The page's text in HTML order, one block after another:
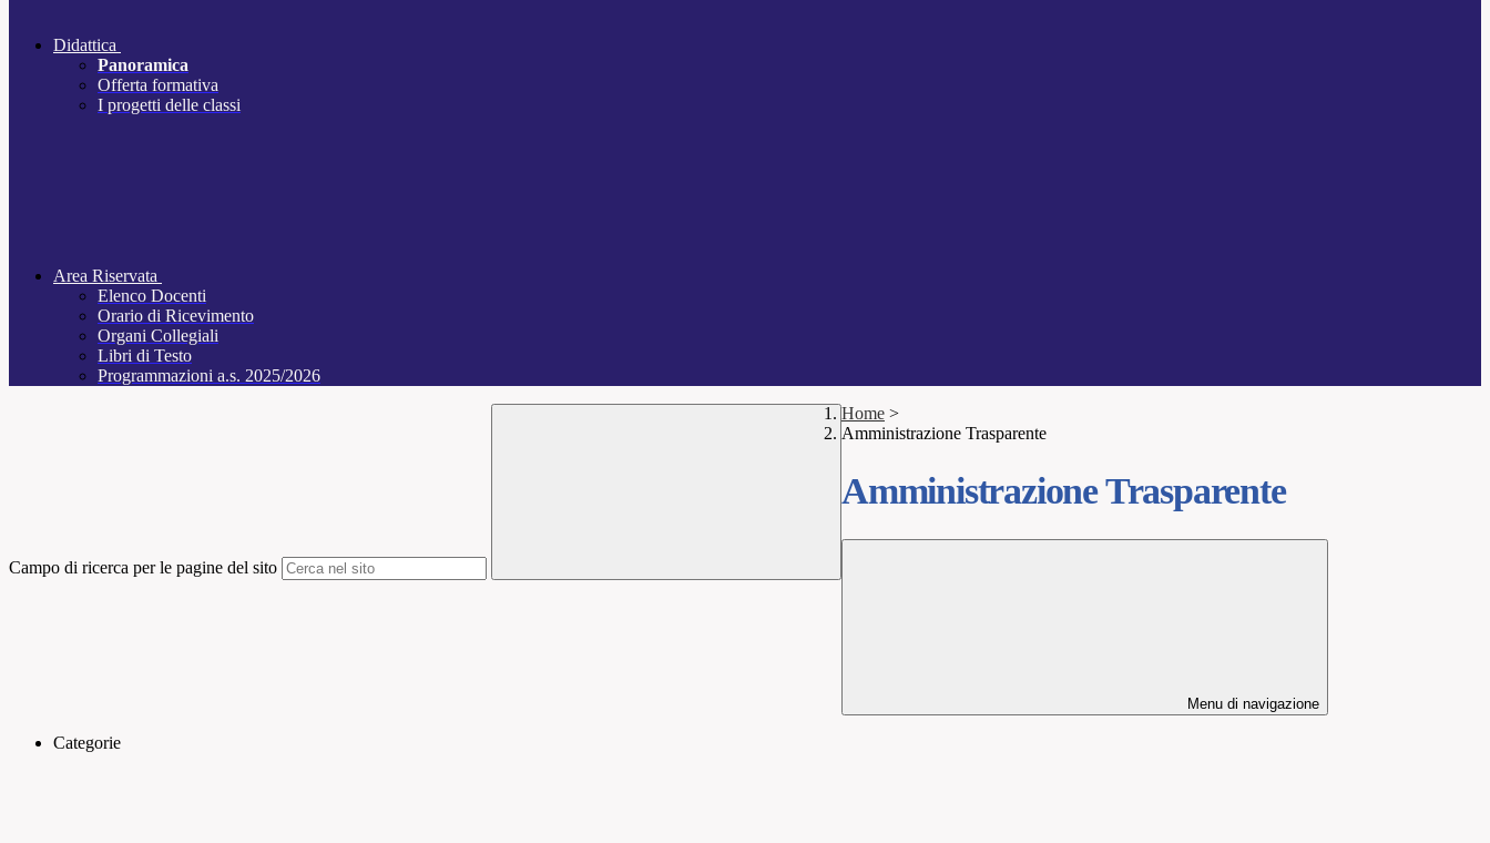
Didattica
Panoramica
Offerta formativa
I progetti delle classi
Area Riservata
Elenco Docenti
Orario di Ricevimento
Organi Collegiali
Libri di Testo
Programmazioni a.s. 2025/2026
Campo di ricerca per le pagine del sito
Home >
Amministrazione Trasparente
Amministrazione Trasparente
Menu di navigazione
Categorie